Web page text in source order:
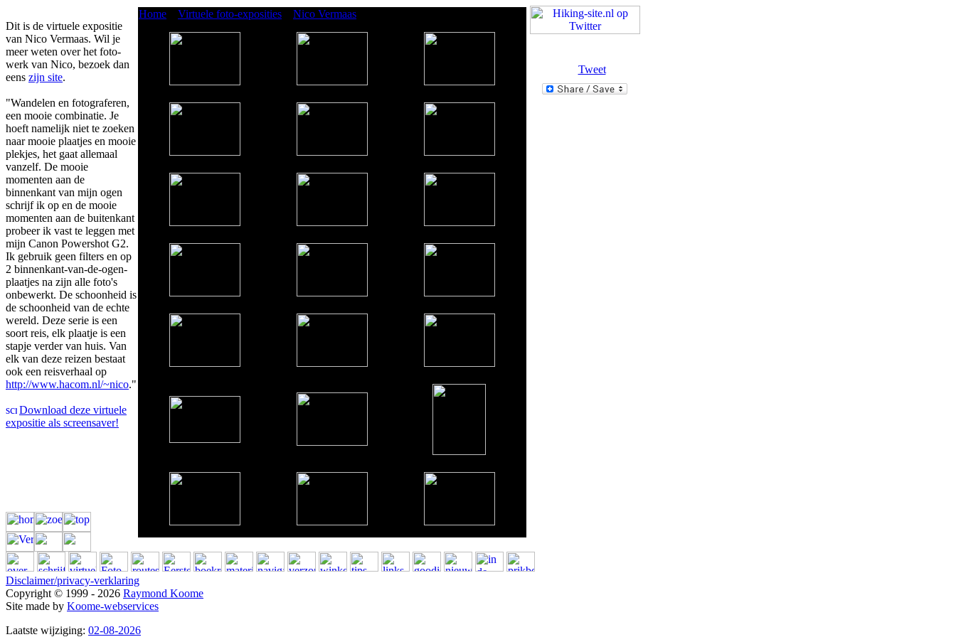
Dit is de virtuele expositie
van Nico Vermaas. Wil je
meer weten over het foto-
werk van Nico, bezoek dan
eens zijn site.
"Wandelen en fotograferen,
een mooie combinatie. Je
hoeft namelijk niet te zoeken
naar mooie plaatjes en mooie
plekjes, het gaat allemaal
vanzelf. De mooie
momenten aan de
binnenkant van mijn ogen
schrijf ik op en de mooie
momenten aan de buitenkant
probeer ik vast te leggen met
mijn Canon Powershot G2.
Ik gebruik geen filters en op
2 binnenkant-van-de-ogen-
plaatjes na zijn alle foto's
onbewerkt. De schoonheid is
de schoonheid van de echte
wereld. Deze serie is een
soort reis, elk plaatje is een
stapje verder van huis. Van
elk van deze reizen bestaat
ook een reisverhaal op
http://www.hacom.nl/~nico."
Download deze virtuele
expositie als screensaver!
Home Virtuele foto-exposities Nico Vermaas
Tweet
Disclaimer/privacy-verklaring
Copyright © 1999 - 2026 Raymond Koome
Site made by Koome-webservices
Laatste wijziging: 02-08-2026